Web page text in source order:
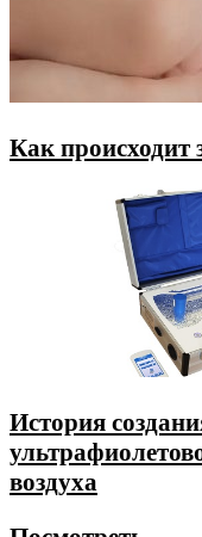
Как происходит
История
воздуха